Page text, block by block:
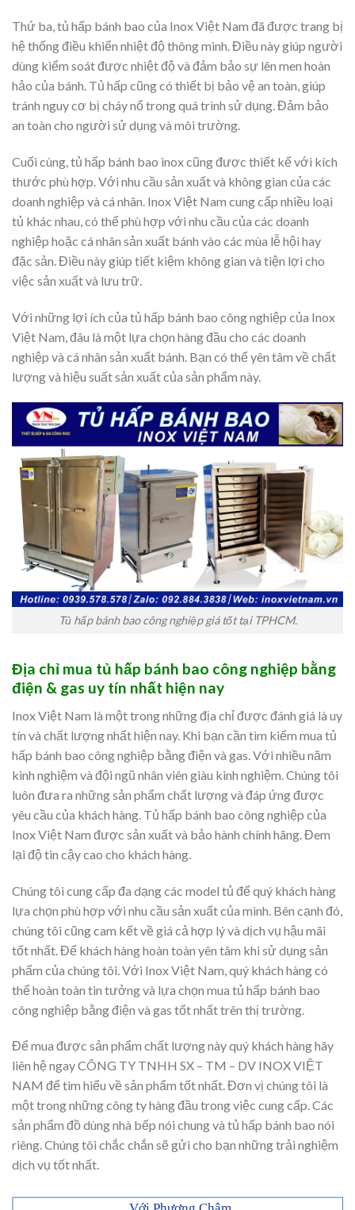
Thứ ba, tủ hấp bánh bao của Inox Việt Nam đã được trang bị
hệ thống điều khiển nhiệt độ thông minh. Điều này giúp người
dùng kiểm soát được nhiệt độ và đảm bảo sự lên men hoàn
hảo của bánh. Tủ hấp cũng có thiết bị bảo vệ an toàn, giúp
tránh nguy cơ bị cháy nổ trong quá trình sử dụng. Đảm bảo
an toàn cho người sử dụng và môi trường.
Cuối cùng, tủ hấp bánh bao inox cũng được thiết kế với kích
thước phù hợp. Với nhu cầu sản xuất và không gian của các
doanh nghiệp và cá nhân. Inox Việt Nam cung cấp nhiều loại
tủ khác nhau, có thể phù hợp với nhu cầu của các doanh
nghiệp hoặc cá nhân sản xuất bánh vào các mùa lễ hội hay
đặc sản. Điều này giúp tiết kiệm không gian và tiện lợi cho
việc sản xuất và lưu trữ.
Với những lợi ích của tủ hấp bánh bao công nghiệp của Inox
Việt Nam, đâu là một lựa chọn hàng đầu cho các doanh
nghiệp và cá nhân sản xuất bánh. Bạn có thể yên tâm về chất
lượng và hiệu suất sản xuất của sản phẩm này.
Tủ hấp bánh bao công nghiệp giá tốt tại TPHCM.
Địa chỉ mua tủ hấp bánh bao công nghiệp bằng
điện & gas uy tín nhất hiện nay
Inox Việt Nam là một trong những địa chỉ được đánh giá là uy
tín và chất lượng nhất hiện nay. Khi bạn cần tìm kiếm mua tủ
hấp bánh bao công nghiệp bằng điện và gas. Với nhiều năm
kinh nghiệm và đội ngũ nhân viên giàu kinh nghiệm. Chúng tôi
luôn đưa ra những sản phẩm chất lượng và đáp ứng được
yêu cầu của khách hàng. Tủ hấp bánh bao công nghiệp của
Inox Việt Nam được sản xuất và bảo hành chính hãng. Đem
lại độ tin cậy cao cho khách hàng.
Chúng tôi cung cấp đa dạng các model tủ để quý khách hàng
lựa chọn phù hợp với nhu cầu sản xuất của mình. Bên cạnh đó,
chúng tôi cũng cam kết về giá cả hợp lý và dịch vụ hậu mãi
tốt nhất. Để khách hàng hoàn toàn yên tâm khi sử dụng sản
phẩm của chúng tôi. Với Inox Việt Nam, quý khách hàng có
thể hoàn toàn tin tưởng và lựa chọn mua tủ hấp bánh bao
công nghiệp bằng điện và gas tốt nhất trên thị trường.
Để mua được sản phẩm chất lượng này quý khách hàng hãy
liên hệ ngay CÔNG TY TNHH SX – TM – DV INOX VIỆT
NAM để tìm hiểu về sản phẩm tốt nhất. Đơn vị chúng tôi là
một trong những công ty hàng đầu trong việc cung cấp. Các
sản phẩm đồ dùng nhà bếp nói chung và tủ hấp bánh bao nói
riêng. Chúng tôi chắc chắn sẽ gửi cho bạn những trải nghiệm
dịch vụ tốt nhất.